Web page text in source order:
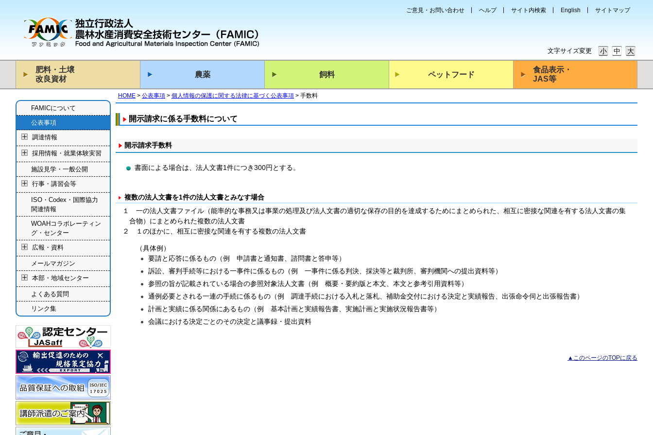
ご意見・お問い合わせ ヘルプ サイト内検索 English サイトマップ
文字サイズ変更 小 中 大
肥料・土壌
改良資材
農薬 飼料 ペットフード
食品表示・
JAS等
HOME 公表事項 個人情報の保護に関する法律に基づく公表事項 手数料
開示請求に係る手数料について
開示請求手数料
書面による場合は、法人文書1件につき300円とする。
複数の法人文書を1件の法人文書とみなす場合
１ 一の法人文書ファイル（能率的な事務又は事業の処理及び法人文書の適切な保存の目的を達成するためにまとめられた、相互に密接な関連を有する法人文書の集
合物）にまとめられた複数の法人文書
２ １のほかに、相互に密接な関連を有する複数の法人文書
（具体例）
要請と応答に係るもの（例 申請書と通知書、諮問書と答申等）
訴訟、審判手続等における一事件に係るもの（例 一事件に係る判決、採決等と裁判所、審判機関への提出資料等）
参照の旨が記載されている場合の参照対象法人文書（例 概要・要約版と本文、本文と参考引用資料等）
通例必要とされる一連の手続に係るもの（例 調達手続における入札と落札、補助金交付における決定と実績報告、出張命令伺と出張報告書）
計画と実績に係る関係にあるもの（例 基本計画と実績報告書、実施計画と実施状況報告書等）
会議における決定ごとのその決定と議事録・提出資料
▲このページのTOPに戻る
FAMICについて
公表事項
調達情報
採用情報・就業体験実習
施設見学・一般公開
行事・講習会等
ISO・Codex・国際協力
関連情報
WOAHコラボレーティン
グ・センター
広報・資料
メールマガジン
本部・地域センター
よくある質問
リンク集